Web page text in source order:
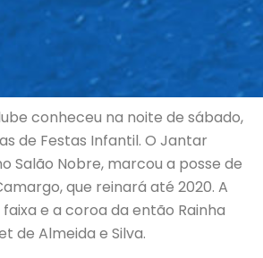
conheceu na noite de sábado,
de Festas Infantil. O Jantar
Salão Nobre, marcou a posse de
que reinará até 2020. A
e a coroa da então Rainha
de Almeida e Silva.